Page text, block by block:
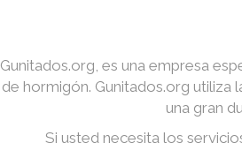
Gunitados.org, es una empresa
de hormigón. Gunitados.org utiliza
una gran
Si usted necesita los